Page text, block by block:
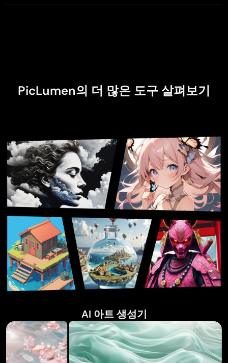
네, 다만 상업적 사용 가능 여부는 PicLumen 요금제에
PicLumen의 더 많은 도구 살펴보기
AI 아트 생성기